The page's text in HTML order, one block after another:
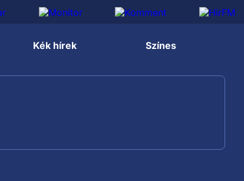
Kék hírek Színes